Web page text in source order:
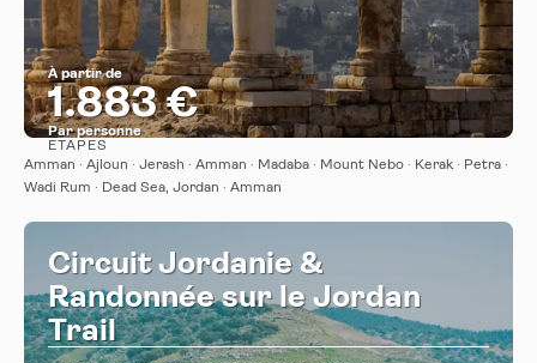
À partir de
1.883 €
Par personne
Afficher
ÉTAPES
Amman · Ajloun · Jerash · Amman · Madaba · Mount Nebo · Kerak · Petra ·
Wadi Rum · Dead Sea, Jordan · Amman
Circuit Jordanie &
Randonnée sur le Jordan
Trail